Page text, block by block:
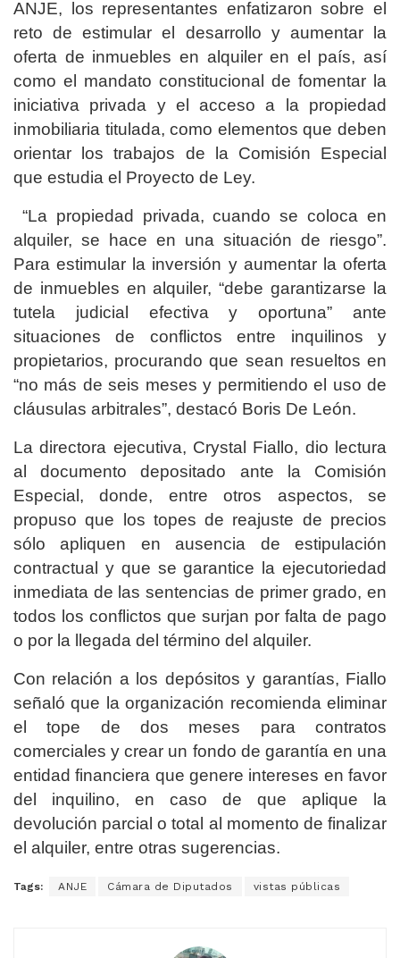
ANJE, los representantes enfatizaron sobre el
reto de estimular el desarrollo y aumentar la
oferta de inmuebles en alquiler en el país, así
como el mandato constitucional de fomentar la
iniciativa privada y el acceso a la propiedad
inmobiliaria titulada, como elementos que deben
orientar los trabajos de la Comisión Especial
que estudia el Proyecto de Ley.
“La propiedad privada, cuando se coloca en
alquiler, se hace en una situación de riesgo”.
Para estimular la inversión y aumentar la oferta
de inmuebles en alquiler, “debe garantizarse la
tutela judicial efectiva y oportuna” ante
situaciones de conflictos entre inquilinos y
propietarios, procurando que sean resueltos en
“no más de seis meses y permitiendo el uso de
cláusulas arbitrales”, destacó Boris De León.
La directora ejecutiva, Crystal Fiallo, dio lectura
al documento depositado ante la Comisión
Especial, donde, entre otros aspectos, se
propuso que los topes de reajuste de precios
sólo apliquen en ausencia de estipulación
contractual y que se garantice la ejecutoriedad
inmediata de las sentencias de primer grado, en
todos los conflictos que surjan por falta de pago
o por la llegada del término del alquiler.
Con relación a los depósitos y garantías, Fiallo
señaló que la organización recomienda eliminar
el tope de dos meses para contratos
comerciales y crear un fondo de garantía en una
entidad financiera que genere intereses en favor
del inquilino, en caso de que aplique la
devolución parcial o total al momento de finalizar
el alquiler, entre otras sugerencias.
Tags: ANJE Cámara de Diputados vistas públicas